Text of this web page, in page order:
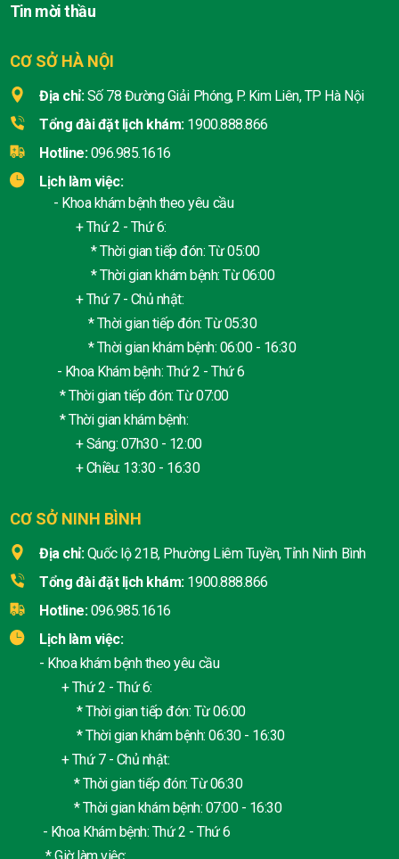
CƠ SỞ HÀ NỘI
Địa chỉ: Số 78 Đường Giải Phóng, P. Kim Liên, TP Hà Nội
Tổng đài đặt lịch khám: 1900.888.866
Hotline: 096.985.1616
Lịch làm việc:
- Khoa khám bệnh theo yêu cầu
+ Thứ 2 - Thứ 6:
* Thời gian tiếp đón: Từ 05:00
* Thời gian khám bệnh: Từ 06:00
+ Thứ 7 - Chủ nhật:
* Thời gian tiếp đón: Từ 05:30
* Thời gian khám bệnh: 06:00 - 16:30
- Khoa Khám bệnh: Thứ 2 - Thứ 6
* Thời gian tiếp đón: Từ 07:00
* Thời gian khám bệnh:
+ Sáng: 07h30 - 12:00
+ Chiều: 13:30 - 16:30
CƠ SỞ NINH BÌNH
Địa chỉ: Quốc lộ 21B, Phường Liêm Tuyền, Tỉnh Ninh Bình
Tổng đài đặt lịch khám: 1900.888.866
Hotline: 096.985.1616
Lịch làm việc:
- Khoa khám bệnh theo yêu cầu
+ Thứ 2 - Thứ 6:
* Thời gian tiếp đón: Từ 06:00
* Thời gian khám bệnh: 06:30 - 16:30
+ Thứ 7 - Chủ nhật:
* Thời gian tiếp đón: Từ 06:30
* Thời gian khám bệnh: 07:00 - 16:30
- Khoa Khám bệnh: Thứ 2 - Thứ 6
Tin mời thầu